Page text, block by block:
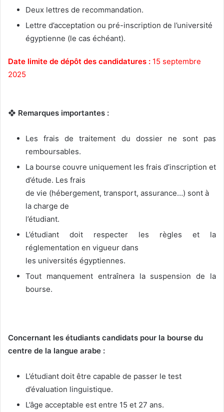
Deux lettres de recommandation.
Lettre d’acceptation ou pré-inscription de l’université
égyptienne (le cas échéant).
Date limite de dépôt des candidatures : 15 septembre
2025
❖ Remarques importantes :
Les frais de traitement du dossier ne sont pas
remboursables.
La bourse couvre uniquement les frais d’inscription et
d’étude. Les frais
de vie (hébergement, transport, assurance…) sont à
la charge de
l’étudiant.
L’étudiant doit respecter les règles et la
réglementation en vigueur dans
les universités égyptiennes.
Tout manquement entraînera la suspension de la
bourse.
Concernant les étudiants candidats pour la bourse du
centre de la langue arabe :
L’étudiant doit être capable de passer le test
d’évaluation linguistique.
L’âge acceptable est entre 15 et 27 ans.